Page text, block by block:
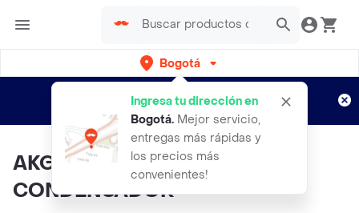
Bogotá
Ingresa tu dirección en
Bogotá. Mejor servicio,
entregas más rápidas y
los precios más
convenientes!
envíos gratis por semanas
Aplican TyC
AKG P220 - MICROFONO DE
CONDENSADOR